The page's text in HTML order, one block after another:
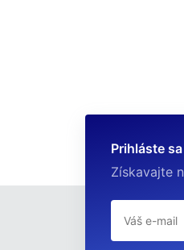
Prihláste
Získavajte